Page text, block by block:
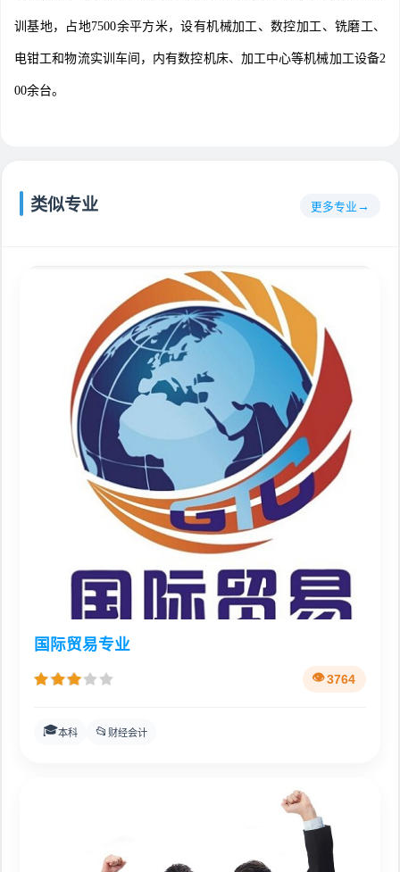
训基地，占地7500余平方米，设有机械加工、数控加工、铣磨工、
电钳工和物流实训车间，内有数控机床、加工中心等机械加工设备2
00余台。
类似专业 更多专业
国际贸易专业
3764
🎓本科 📂 财经会计